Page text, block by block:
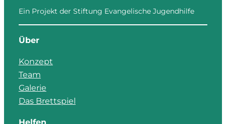
Ein Projekt der Stiftung Evangelische Jugendhilfe
Über
Konzept
Team
Galerie
Das Brettspiel